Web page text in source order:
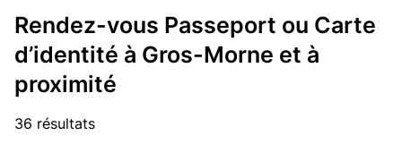
Rendez-vous Passeport ou Carte
d’identité à Gros-Morne et à
proximité
36 résultats